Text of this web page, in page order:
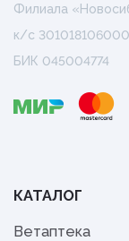
Филиала
к/с
БИК 045004774
КАТАЛОГ
Ветаптека